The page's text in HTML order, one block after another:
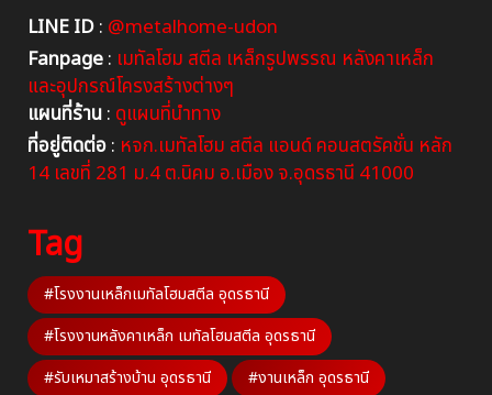
LINE ID: @metalhome-udon
Fanpage: เมทัลโฮม สตีล เหล็กรูปพรรณ หลังคาเหล็ก
และอุปกรณ์โครงสร้างต่างๆ
แผนที่ร้าน: ดูแผนที่นำทาง
ที่อยู่ติดต่อ: หจก.เมทัลโฮม สตีล แอนด์ คอนสตรัคชั่น หลัก
14 เลขที่ 281 ม.4 ต.นิคม อ.เมือง จ.อุดรธานี 41000
Tag
#โรงงานเหล็กเมทัลโฮมสตีล อุดรธานี
#โรงงานหลังคาเหล็ก เมทัลโฮมสตีล อุดรธานี
#รับเหมาสร้างบ้าน อุดรธานี
#งานเหล็ก อุดรธานี